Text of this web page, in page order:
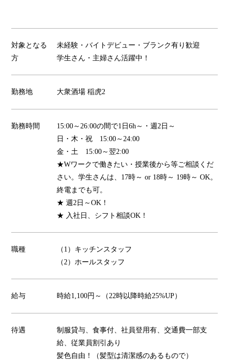
対象となる
方
未経験・バイトデビュー・ブランク有り歓迎
学生さん・主婦さん活躍中！
勤務地 大衆酒場 稲虎2
勤務時間
15:00～26:00の間で1日6h～・週2日～
日・木・祝 15:00～24:00
金・土 15:00～翌2:00
★Wワークで働きたい・授業後から等ご相談くだ
さい。学生さんは、17時～ or 18時～ 19時～ OK。
終電までも可。
★ 週2日～OK！
★ 入社日、シフト相談OK！
職種
（1）キッチンスタッフ
（2）ホールスタッフ
給与 時給1,100円～（22時以降時給25%UP）
待遇
制服貸与、食事付、社員登用有、交通費一部支
給、従業員割引あり
髪色自由！（髪型は清潔感のあるもので）